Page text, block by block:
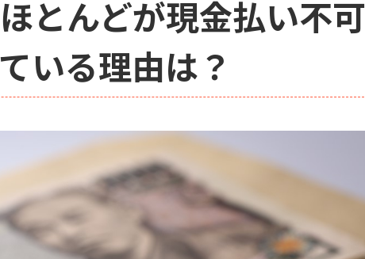
とんどが現金払い不可
いる理由は？